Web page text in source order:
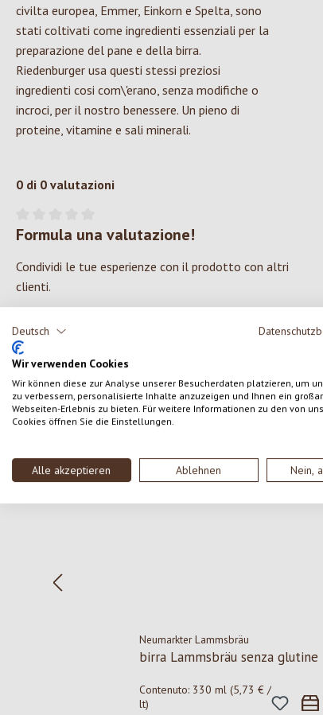
Deutsch
Wir verwenden Cookies
Wir können diese zur Analyse unserer Besucherdaten platzieren, um
zu verbessern, personalisierte Inhalte anzuzeigen und Ihnen ein
Webseiten-Erlebnis zu bieten. Für weitere Informationen zu den von
Cookies öffnen Sie die Einstellungen.
Alle akzeptieren Ablehnen Nein,
civilta europea, Emmer, Einkorn e Spelta, sono
stati coltivati come ingredienti essenziali per la
preparazione del pane e della birra.
Riedenburger usa questi stessi preziosi
ingredienti cosi com\'erano, senza modifiche o
incroci, per il nostro benessere. Un pieno di
proteine, vitamine e sali minerali.
0 di 0 valutazioni
Valutazione media di 0 su 5 stelle
Formula una valutazione!
Condividi le tue esperienze con il prodotto con altri
clienti.
SCRIVERE UNA RECENSIONE
Salta la galleria dei prodotti
Neumarkter Lammsbräu
birra Lammsbräu senza glutine
Contenuto: 330 ml(5,73 € /
lt)